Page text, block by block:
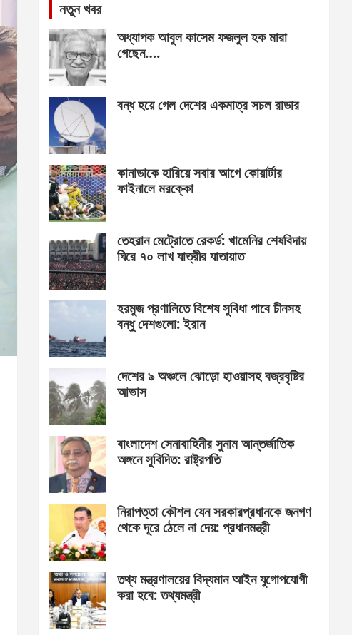
নতুন খবর
অধ্যাপক আবুল কাসেম ফজলুল হক মারা
গেছেন….
বন্ধ হয়ে গেল দেশের একমাত্র সচল রাডার
কানাডাকে হারিয়ে সবার আগে কোয়ার্টার
ফাইনালে মরক্কো
তেহরান মেট্রোতে রেকর্ড: খামেনির শেষবিদায়
ঘিরে ৭০ লাখ যাত্রীর যাতায়াত
হরমুজ প্রণালিতে বিশেষ সুবিধা পাবে চীনসহ
বন্ধু দেশগুলো: ইরান
দেশের ৯ অঞ্চলে ঝোড়ো হাওয়াসহ বজ্রবৃষ্টির
আভাস
বাংলাদেশ সেনাবাহিনীর সুনাম আন্তর্জাতিক
অঙ্গনে সুবিদিত: রাষ্ট্রপতি
নিরাপত্তা কৌশল যেন সরকারপ্রধানকে জনগণ
থেকে দূরে ঠেলে না দেয়: প্রধানমন্ত্রী
তথ্য মন্ত্রণালয়ের বিদ্যমান আইন যুগোপযোগী
করা হবে: তথ্যমন্ত্রী